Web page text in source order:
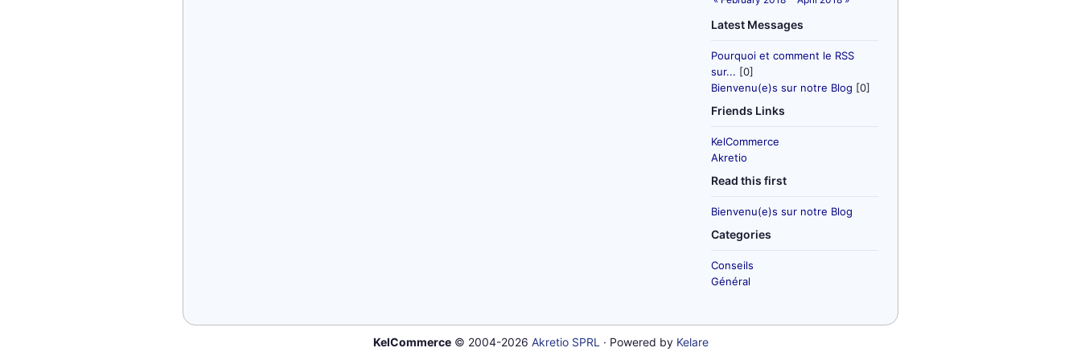
Latest Messages
Pourquoi et comment le RSS
sur... [0]
Bienvenu(e)s sur notre Blog [0]
Friends Links
KelCommerce
Akretio
Read this first
Bienvenu(e)s sur notre Blog
Categories
Conseils
Général
KelCommerce© 2004-2026 Akretio SPRL · Powered by Kelare